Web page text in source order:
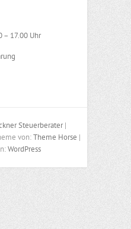
– 17.00 Uhr
Steuerberater|
von:Theme Horse |
WordPress